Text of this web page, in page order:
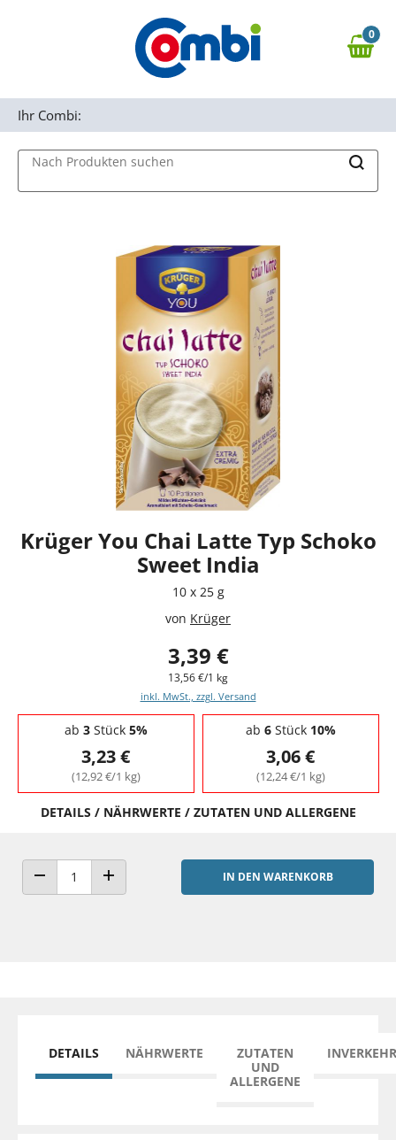
Zur Navigation springen
0,00 €
0
Nach Produkten suchen
Ihr Combi:
Krüger You Chai Latte Typ Schoko
Sweet India
10 x 25 g
von Krüger
3,39 €
13,56 €/1 kg
inkl. MwSt., zzgl. Versand
Staffelpreise - Mengenrabatt
ab 3Stück 5%
3,23 €
(12,92 €/1 kg)
ab 6Stück 10%
3,06 €
(12,24 €/1 kg)
DETAILS / NÄHRWERTE / ZUTATEN UND ALLERGENE
ANZAHL VERRINGERNANZAHL ERHÖHEN
IN DEN WARENKORB
DETAILS NÄHRWERTE
ZUTATEN
UND
ALLERGENE